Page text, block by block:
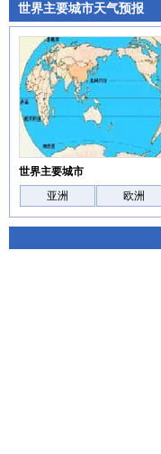
世界主要城市天气预报
世界主要城市
亚洲
欧洲